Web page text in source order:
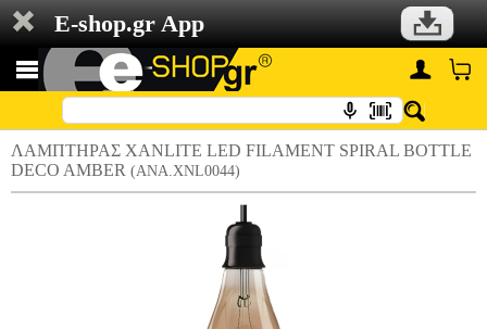
E-shop.gr App
ΛΑΜΠΤΗΡΑΣ XANLITE LED FILAMENT SPIRAL BOTTLE
DECO AMBER (ANA.XNL0044)